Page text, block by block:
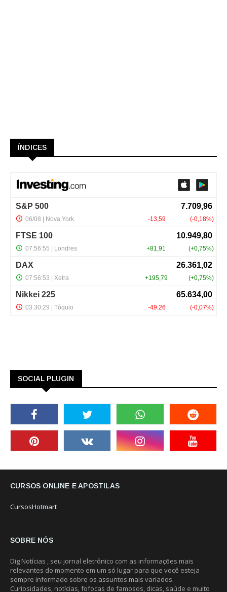
ÍNDICES
SOCIAL PLUGIN
CURSOS ONLINE E APOSTILAS
CursosHotmart
SOBRE NÓS
Dig Notícias , seu jornal eletrônico com as informações mais
relevantes do momento em um só lugar para que você esteja
sempre informado sobre os assuntos mais variados.
Curiosidades, notícias, fofocas de famosos, dicas, saúde e muito